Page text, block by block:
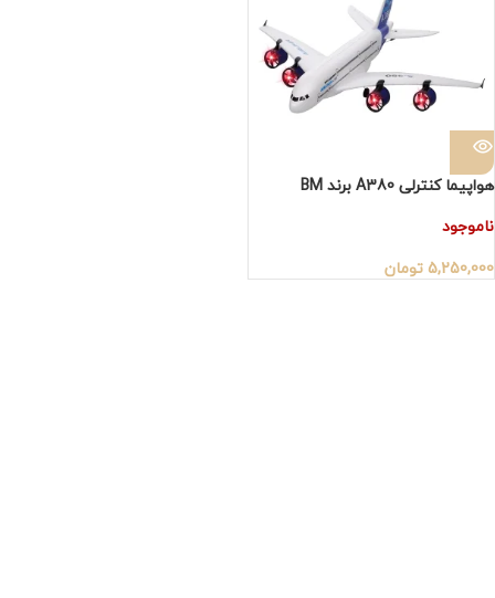
هواپیما کنترلی A380 برند BM
ناموجود
5,250,000 تومان